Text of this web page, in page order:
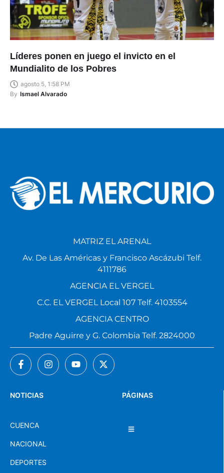
Líderes ponen en juego el invicto en el
Mundialito de los Pobres
agosto 5, 1:58 PM
By
Ismael Alvarado
NACIONAL
DEPORTES
MUNDO
Av. De Las Américas y Francisco Ascázubi Telf.
4111786
AGENCIA EL VERGEL
C.C. EL VERGEL Local 107 Telf. 4103554
AGENCIA CENTRO
Padre Aguirre y G. Colombia Telf. 2824000